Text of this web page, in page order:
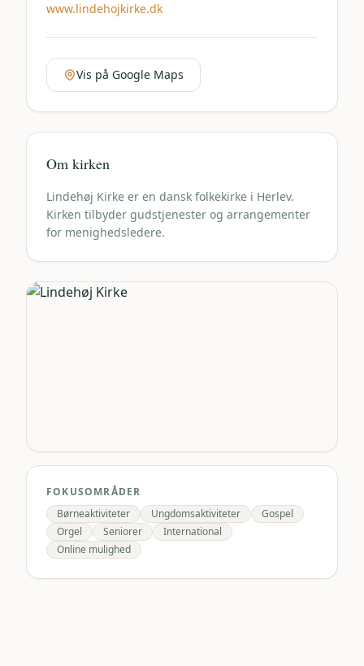
www.lindehojkirke.dk
Vis på Google Maps
Om kirken
Lindehøj Kirke er en dansk folkekirke i Herlev.
Kirken tilbyder gudstjenester og arrangementer
for menighedsledere.
FOKUSOMRÅDER
Børneaktiviteter
Ungdomsaktiviteter
Gospel
Orgel
Seniorer
International
Online mulighed